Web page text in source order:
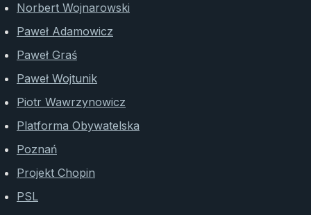
Norbert Wojnarowski
Paweł Adamowicz
Paweł Graś
Paweł Wojtunik
Piotr Wawrzynowicz
Platforma Obywatelska
Poznań
Projekt Chopin
PSL